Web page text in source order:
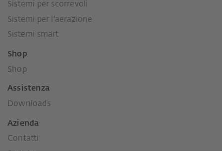
Sistemi per scorrevoli
Sistemi per l'aerazione
Sistemi smart
Shop
Shop
Assistenza
Downloads
Azienda
Contatti